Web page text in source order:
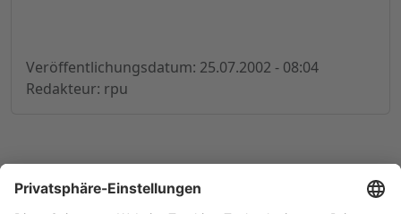
Veröffentlichungsdatum: 25.07.2002 - 08:04
Redakteur: rpu
© 1998-2026by GSC Research GmbH